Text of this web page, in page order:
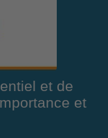
et de
et